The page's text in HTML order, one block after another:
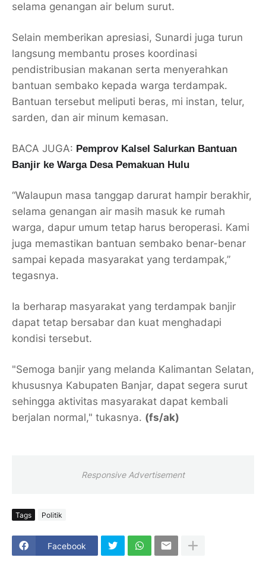
selama genangan air belum surut.
Selain memberikan apresiasi, Sunardi juga turun
langsung membantu proses koordinasi
pendistribusian makanan serta menyerahkan
bantuan sembako kepada warga terdampak.
Bantuan tersebut meliputi beras, mi instan, telur,
sarden, dan air minum kemasan.
BACA JUGA: Pemprov Kalsel Salurkan Bantuan
Banjir ke Warga Desa Pemakuan Hulu
“Walaupun masa tanggap darurat hampir berakhir,
selama genangan air masih masuk ke rumah
warga, dapur umum tetap harus beroperasi. Kami
juga memastikan bantuan sembako benar-benar
sampai kepada masyarakat yang terdampak,”
tegasnya.
Ia berharap masyarakat yang terdampak banjir
dapat tetap bersabar dan kuat menghadapi
kondisi tersebut.
"Semoga banjir yang melanda Kalimantan Selatan,
khususnya Kabupaten Banjar, dapat segera surut
sehingga aktivitas masyarakat dapat kembali
berjalan normal," tukasnya. (fs/ak)
Responsive Advertisement
Tags Politik
Facebook